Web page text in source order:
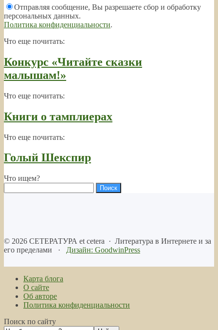
Отправляя сообщение, Вы разрешаете сбор и обработку
персональных данных.
Политика конфиденциальности.
Что еще почитать:
Конкурс «Читайте сказки
малышам!»
Что еще почитать:
Книги о тамплиерах
Что еще почитать:
Голый Шекспир
Что ищем?
© 2026 СЕТЕРАТУРА et cetera · Литература в Интернете и за
его пределами
· Дизайн: GoodwinPress
Карта блога
О сайте
Об авторе
Политика конфиденциальности
Поиск по сайту